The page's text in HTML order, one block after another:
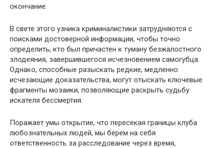
окончание.
В свете этого узника криминалистики затрудняются с
поисками достоверной информации, чтобы точно
определить, кто был причастен к туману безжалостного
злодеяния, завершившегося исчезновением самогубца.
Однако, способные разыскать редкие, медленно
исчезающие доказательства, могут отыскать ключевые
фрагменты мозаики, позволяющие раскрыть судьбу
искателя бессмертия.
Поражает умы открытие, что пересекая границы клуба
любознательных людей, мы берем на себя
ответственность за расследование через время,